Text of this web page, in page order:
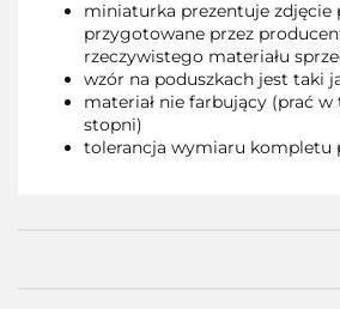
miniaturka prezentuje zdjęcie
przygotowane przez
rzeczywistego materiału
wzór na poduszkach jest taki
materiał nie farbujący (prać
stopni)
tolerancja wymiaru kompletu